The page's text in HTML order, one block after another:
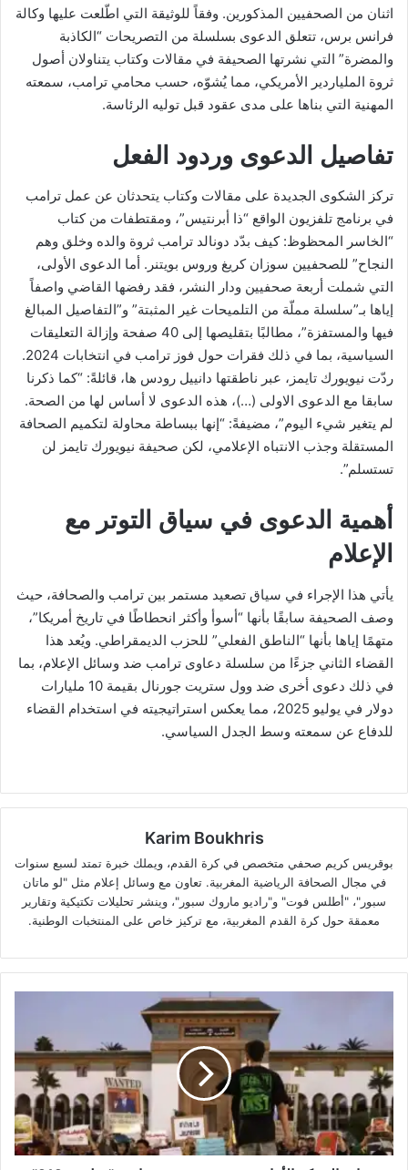
اثنان من الصحفيين المذكورين. وفقاً للوثيقة التي اطّلعت عليها وكالة
فرانس برس، تتعلق الدعوى بسلسلة من التصريحات “الكاذبة
والمضرة” التي نشرتها الصحيفة في مقالات وكتاب يتناولان أصول
ثروة الملياردير الأمريكي، مما يُشوّه، حسب محامي ترامب، سمعته
المهنية التي بناها على مدى عقود قبل توليه الرئاسة.
تفاصيل الدعوى وردود الفعل
تركز الشكوى الجديدة على مقالات وكتاب يتحدثان عن عمل ترامب
في برنامج تلفزيون الواقع “ذا أبرنتيس”، ومقتطفات من كتاب
“الخاسر المحظوظ: كيف بدّد دونالد ترامب ثروة والده وخلق وهم
النجاح” للصحفيين سوزان كريغ وروس بويتنر. أما الدعوى الأولى،
التي شملت أربعة صحفيين ودار النشر، فقد رفضها القاضي واصفاً
إياها بـ”سلسلة مملّة من التلميحات غير المثبتة” و”التفاصيل المبالغ
فيها والمستفزة”، مطالبًا بتقليصها إلى 40 صفحة وإزالة التعليقات
السياسية، بما في ذلك فقرات حول فوز ترامب في انتخابات 2024.
ردّت نيويورك تايمز، عبر ناطقتها دانييل رودس ها، قائلةً: “كما ذكرنا
سابقا مع الدعوى الاولى (…)، هذه الدعوى لا أساس لها من الصحة.
لم يتغير شيء اليوم”، مضيفةً: “إنها ببساطة محاولة لتكميم الصحافة
المستقلة وجذب الانتباه الإعلامي، لكن صحيفة نيويورك تايمز لن
تستسلم”.
أهمية الدعوى في سياق التوتر مع
الإعلام
يأتي هذا الإجراء في سياق تصعيد مستمر بين ترامب والصحافة، حيث
وصف الصحيفة سابقًا بأنها “أسوأ وأكثر انحطاطًا في تاريخ أمريكا”،
متهمًا إياها بأنها “الناطق الفعلي” للحزب الديمقراطي. ويُعد هذا
القضاء الثاني جزءًا من سلسلة دعاوى ترامب ضد وسائل الإعلام، بما
في ذلك دعوى أخرى ضد وول ستريت جورنال بقيمة 10 مليارات
دولار في يوليو 2025، مما يعكس استراتيجيته في استخدام القضاء
للدفاع عن سمعته وسط الجدل السياسي.
Karim Boukhris
بوقريس كريم صحفي متخصص في كرة القدم، ويملك خبرة تمتد لسبع سنوات
في مجال الصحافة الرياضية المغربية. تعاون مع وسائل إعلام مثل "لو ماتان
سبور"، "أطلس فوت" و"راديو ماروك سبور"، وينشر تحليلات تكتيكية وتقارير
معمقة حول كرة القدم المغربية، مع تركيز خاص على المنتخبات الوطنية.
الأمازيغية
ينسحبون
من
مبادرة
"جيل
زد
212"